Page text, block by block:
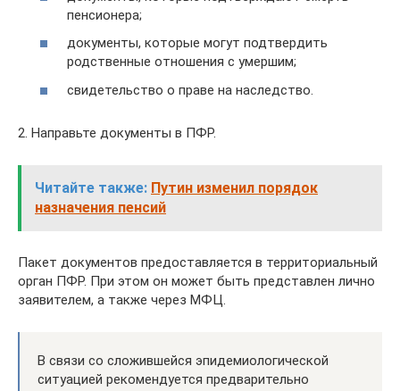
пенсионера;
документы, которые могут подтвердить
родственные отношения с умершим;
свидетельство о праве на наследство.
2. Направьте документы в ПФР.
Читайте также: Путин изменил порядок
назначения пенсий
Пакет документов предоставляется в территориальный
орган ПФР. При этом он может быть представлен лично
заявителем, а также через МФЦ.
В связи со сложившейся эпидемиологической
ситуацией рекомендуется предварительно